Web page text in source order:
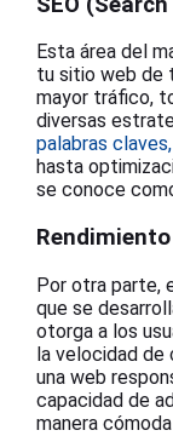
Esta área del
tu sitio web de
mayor tráfico,
diversas
palabras claves,
hasta
se conoce
Por otra parte,
que se
otorga a los
la velocidad de
una web
capacidad de
manera